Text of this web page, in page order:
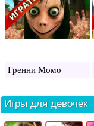
Гренни Момо
Игры для девочек